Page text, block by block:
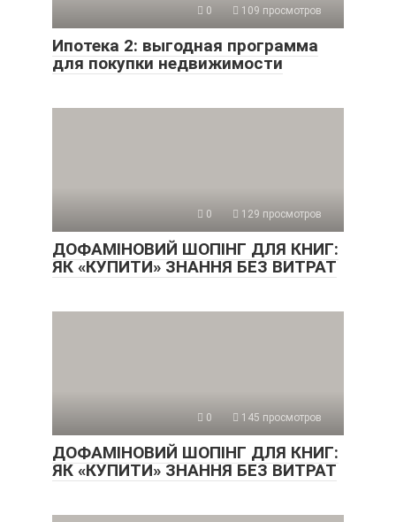
0 109 просмотров
Ипотека 2: выгодная программа
для покупки недвижимости
0 129 просмотров
ДОФАМІНОВИЙ ШОПІНГ ДЛЯ КНИГ:
ЯК «КУПИТИ» ЗНАННЯ БЕЗ ВИТРАТ
0 145 просмотров
ДОФАМІНОВИЙ ШОПІНГ ДЛЯ КНИГ:
ЯК «КУПИТИ» ЗНАННЯ БЕЗ ВИТРАТ